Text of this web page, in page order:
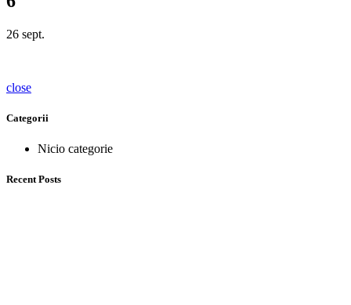
26 sept.
close
Categorii
Nicio categorie
Recent Posts